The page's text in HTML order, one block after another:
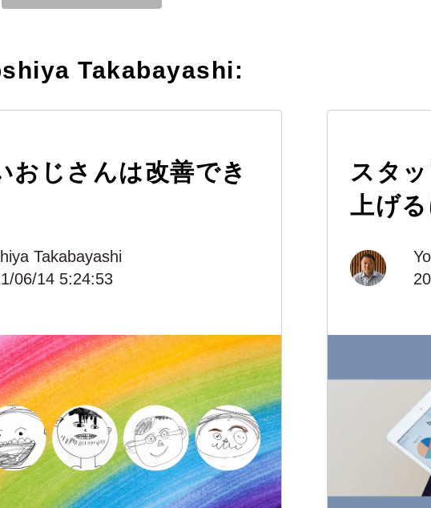
Takabayashi:
おじさんは改善でき
Takabayashi
06/14 5:24:53
スタ
上げ